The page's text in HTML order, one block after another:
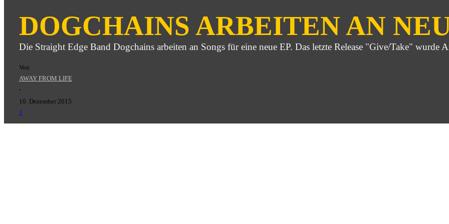
DOGCHAINS ARBEITEN AN
Die Straight Edge Band Dogchains arbeiten an Songs für eine neue EP. Das letzte Release "Give/Take" wurde
Von
AWAY FROM LIFE
-
10. Dezember 2015
1